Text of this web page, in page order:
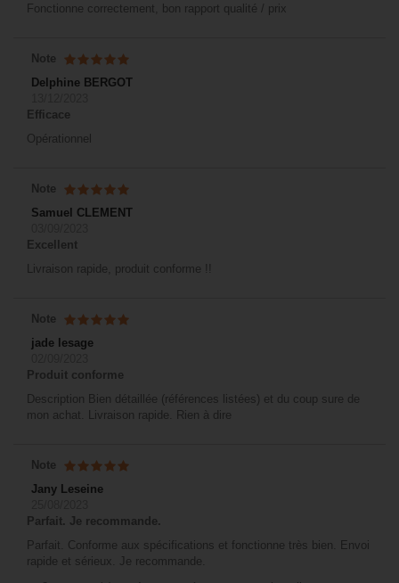
Fonctionne correctement, bon rapport qualité / prix
Note
Delphine BERGOT
Efficace
Opérationnel
Note
Samuel CLEMENT
Excellent
Livraison rapide, produit conforme !!
Note
jade lesage
Produit conforme
Description Bien détaillée (références listées) et du coup sure de
mon achat. Livraison rapide. Rien à dire
Note
Jany Leseine
Parfait. Je recommande.
Parfait. Conforme aux spécifications et fonctionne très bien. Envoi
rapide et sérieux. Je recommande.